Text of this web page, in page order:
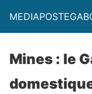
Mines : le